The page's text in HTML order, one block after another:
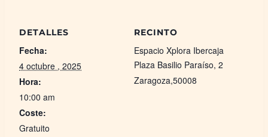
DETALLES
Fecha:
4 octubre , 2025
Hora:
10:00 am
Coste:
Gratuito
RECINTO
Espacio Xplora Ibercaja
Plaza Basilio Paraíso, 2
Zaragoza,50008